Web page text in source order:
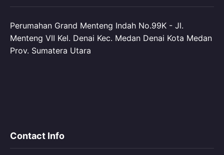
Perumahan Grand Menteng Indah No.99K - Jl.
Menteng VII Kel. Denai Kec. Medan Denai Kota Medan
Prov. Sumatera Utara
Contact Info